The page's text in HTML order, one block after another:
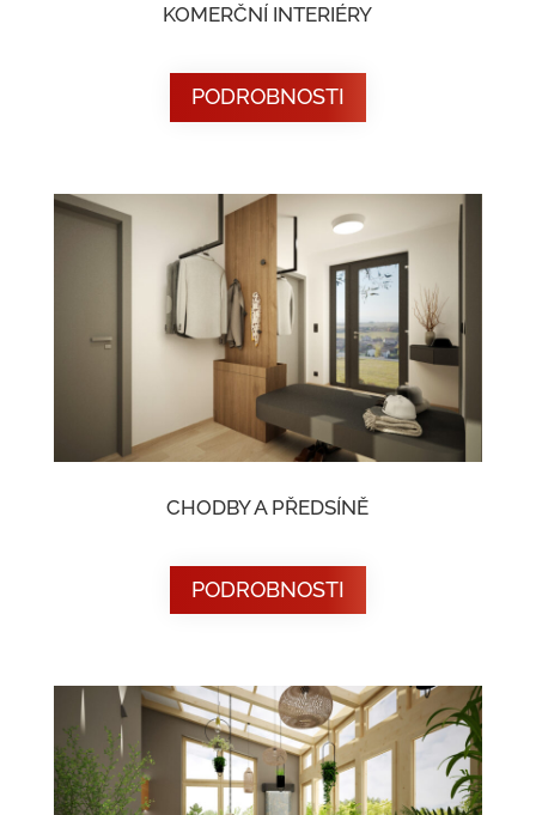
KOMERČNÍ INTERIÉRY
PODROBNOSTI
CHODBY A PŘEDSÍNĚ
PODROBNOSTI